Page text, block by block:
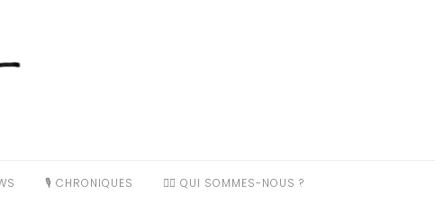
🎙️ CHRONIQUES ❤️‍🔥 QUI SOMMES-NOUS ?